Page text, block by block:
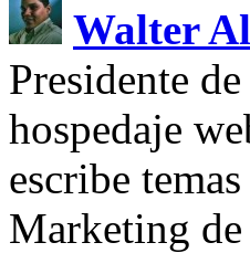
Walter
Presidente de
hospedaje
escribe
Marketing